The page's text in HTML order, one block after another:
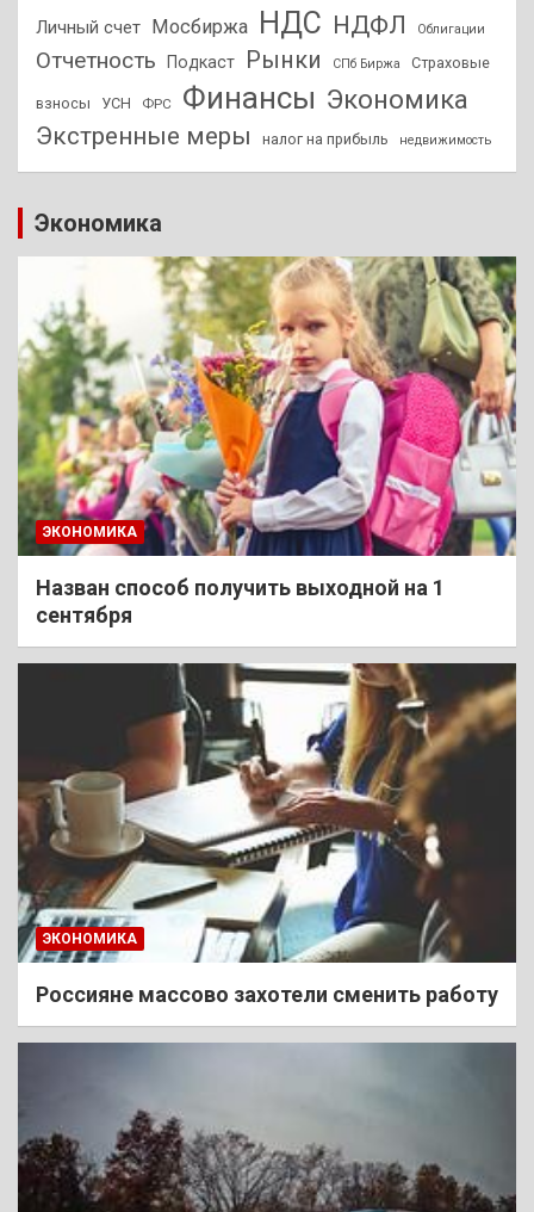
Личный счет Мосбиржа НДС НДФЛ Облигации
Отчетность Подкаст Рынки СПб Биржа Страховые
взносы УСН ФРС Финансы Экономика
Экстренные меры налог на прибыль недвижимость
Экономика
ЭКОНОМИКА
Назван способ получить выходной на 1
сентября
ЭКОНОМИКА
Россияне массово захотели сменить работу